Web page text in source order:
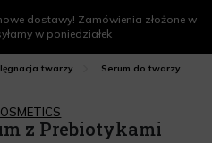
dostawy! Zamówienia złożone w
w poniedziałek
twarzy
Serum do twarzy
z Prebiotykami